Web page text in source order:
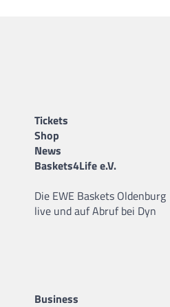
Tickets
Shop
News
Baskets4Life e.V.
Die EWE Baskets Oldenburg
live und auf Abruf bei Dyn
Business